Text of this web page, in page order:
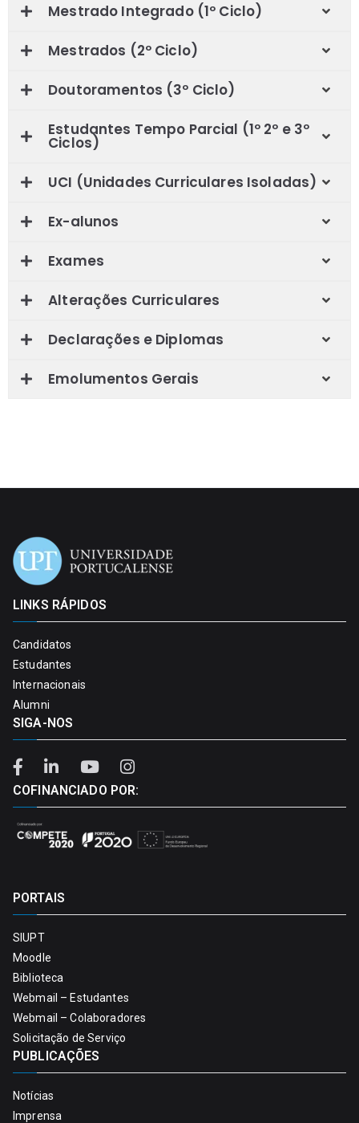
Mestrado Integrado (1º Ciclo)
Mestrados (2º Ciclo)
Doutoramentos (3º Ciclo)
Estudantes Tempo Parcial (1º 2º e 3º
Ciclos)
UCI (Unidades Curriculares Isoladas)
Ex-alunos
Exames
Alterações Curriculares
Declarações e Diplomas
Emolumentos Gerais
LINKS RÁPIDOS
Candidatos
Estudantes
Internacionais
Alumni
SIGA-NOS
COFINANCIADO POR:
PORTAIS
SIUPT
Moodle
Biblioteca
Webmail – Estudantes
Webmail – Colaboradores
Solicitação de Serviço
PUBLICAÇÕES
Notícias
Imprensa